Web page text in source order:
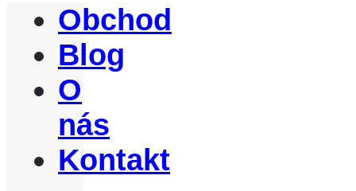
Obchod
Blog
O
nás
Kontakt